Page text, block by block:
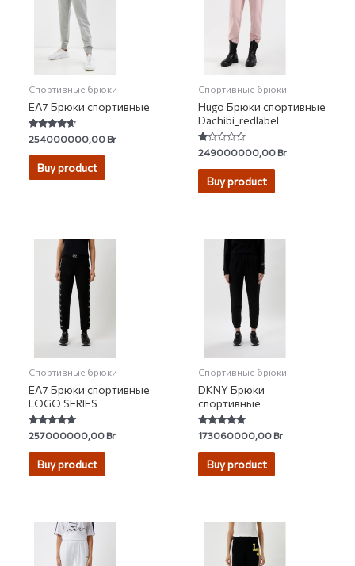
Спортивные брюки
EA7 Брюки спортивные
Rated
4.41
out of 5
254000000,00Br
Buy product
Спортивные брюки
Hugo Брюки спортивные
Dachibi_redlabel
Rated
1.00
out
249000000,00Br
Buy product
Спортивные брюки
EA7 Брюки спортивные
LOGO SERIES
Rated
4.77
out of 5
257000000,00Br
Buy product
Спортивные брюки
DKNY Брюки
спортивные
Rated
4.67
out of 5
173060000,00Br
Buy product